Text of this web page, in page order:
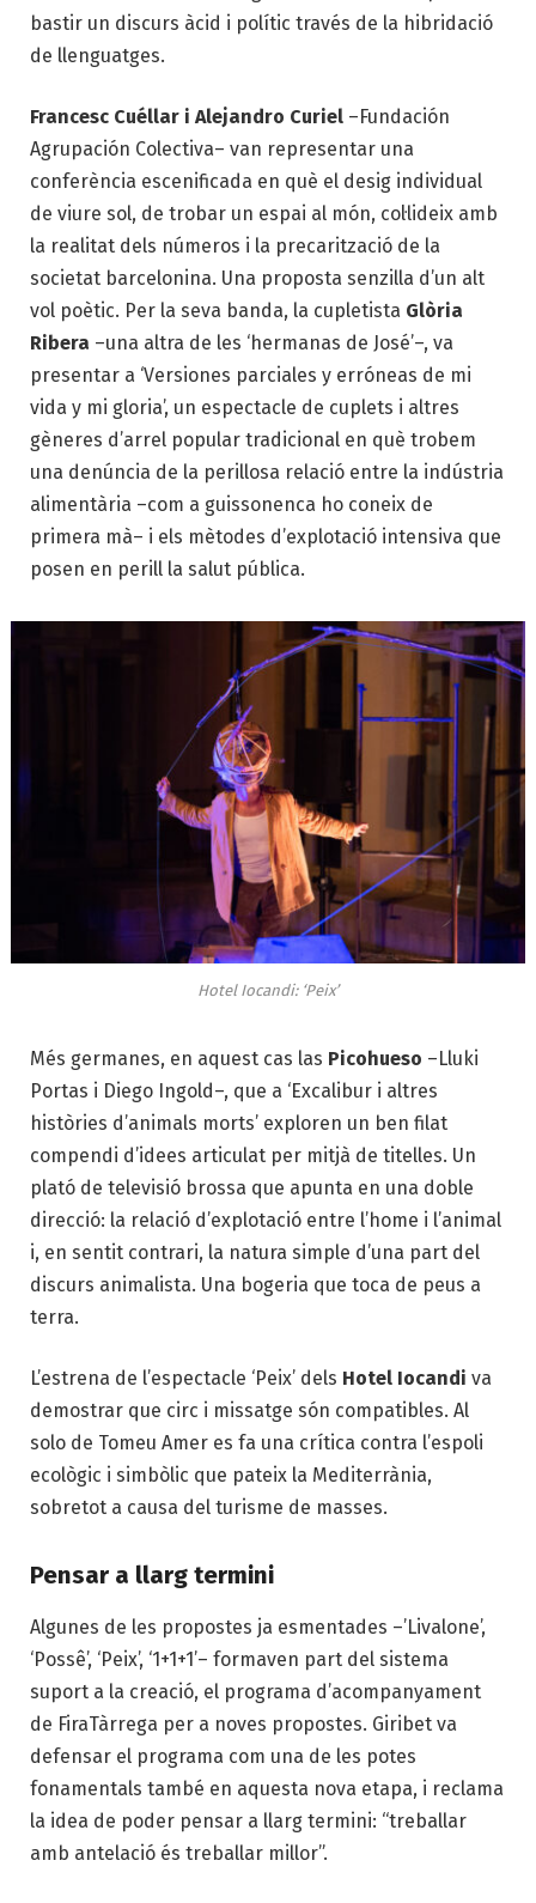
bastir un discurs àcid i polític través de la hibridació
de llenguatges.
Francesc Cuéllar i Alejandro Curiel –Fundación
Agrupación Colectiva– van representar una
conferència escenificada en què el desig individual
de viure sol, de trobar un espai al món, col·lideix amb
la realitat dels números i la precarització de la
societat barcelonina. Una proposta senzilla d’un alt
vol poètic. Per la seva banda, la cupletista Glòria
Ribera –una altra de les ‘hermanas de José’–, va
presentar a ‘Versiones parciales y erróneas de mi
vida y mi gloria’, un espectacle de cuplets i altres
gèneres d’arrel popular tradicional en què trobem
una denúncia de la perillosa relació entre la indústria
alimentària –com a guissonenca ho coneix de
primera mà– i els mètodes d’explotació intensiva que
posen en perill la salut pública.
Hotel Iocandi: ‘Peix’
Més germanes, en aquest cas las Picohueso –Lluki
Portas i Diego Ingold–, que a ‘Excalibur i altres
històries d’animals morts’ exploren un ben filat
compendi d’idees articulat per mitjà de titelles. Un
plató de televisió brossa que apunta en una doble
direcció: la relació d’explotació entre l’home i l’animal
i, en sentit contrari, la natura simple d’una part del
discurs animalista. Una bogeria que toca de peus a
terra.
L’estrena de l’espectacle ‘Peix’ dels Hotel Iocandi va
demostrar que circ i missatge són compatibles. Al
solo de Tomeu Amer es fa una crítica contra l’espoli
ecològic i simbòlic que pateix la Mediterrània,
sobretot a causa del turisme de masses.
Pensar a llarg termini
Algunes de les propostes ja esmentades –’Livalone’,
‘Possê’, ‘Peix’, ‘1+1+1’– formaven part del sistema
suport a la creació, el programa d’acompanyament
de FiraTàrrega per a noves propostes. Giribet va
defensar el programa com una de les potes
fonamentals també en aquesta nova etapa, i reclama
la idea de poder pensar a llarg termini: “treballar
amb antelació és treballar millor”.